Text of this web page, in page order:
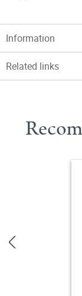
Information
Related links